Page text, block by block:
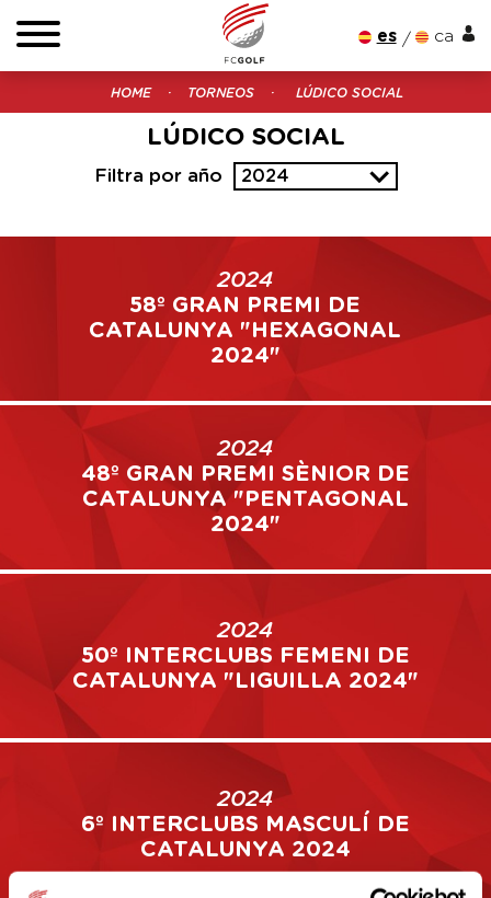
es ca
HOME TORNEOS LÚDICO SOCIAL
LÚDICO SOCIAL
Filtra por año 2024
2024
58º GRAN PREMI DE
CATALUNYA "HEXAGONAL
2024"
2024
48º GRAN PREMI SÈNIOR DE
CATALUNYA "PENTAGONAL
2024"
2024
50º INTERCLUBS FEMENI DE
CATALUNYA "LIGUILLA 2024"
2024
6º INTERCLUBS MASCULÍ DE
CATALUNYA 2024